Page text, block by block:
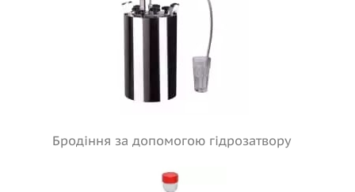
Бродіння за допомогою гідрозатвору